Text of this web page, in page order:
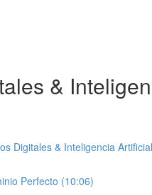
&
Digitales & Inteligencia
Perfecto (10:06)